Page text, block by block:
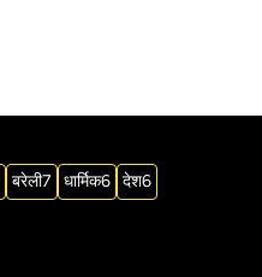
बरेली7 धार्मिक6 देश6